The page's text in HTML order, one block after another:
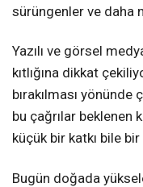
sürüngenler ve daha
Yazılı ve görsel
kıtlığına dikkat
bırakılması yönünde
bu çağrılar beklenen
küçük bir katkı bile bir
Bugün doğada